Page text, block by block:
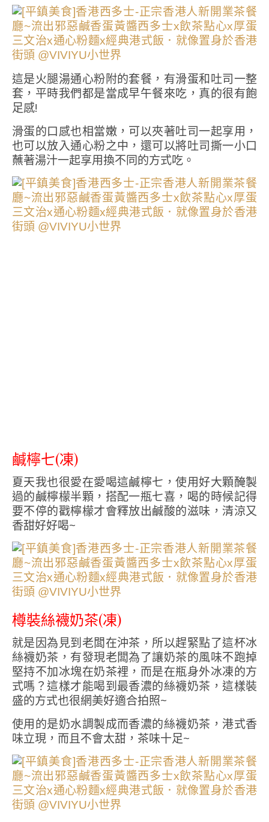
這是火腿湯通心粉附的套餐，有滑蛋和吐司一整
套，平時我們都是當成早午餐來吃，真的很有飽
足感!
滑蛋的口感也相當嫩，可以夾著吐司一起享用，
也可以放入通心粉之中，還可以將吐司撕一小口
蘸著湯汁一起享用換不同的方式吃。
鹹檸七(凍)
夏天我也很愛在愛喝這鹹檸七，使用好大顆醃製
過的鹹檸檬半顆，搭配一瓶七喜，喝的時候記得
要不停的戳檸檬才會釋放出鹹酸的滋味，清涼又
香甜好好喝~
樽裝絲襪奶茶(凍)
就是因為見到老闆在沖茶，所以趕緊點了這杯冰
絲襪奶茶，有發現老闆為了讓奶茶的風味不跑掉
堅持不加冰塊在奶茶裡，而是在瓶身外冰凍的方
式嗎？這樣才能喝到最香濃的絲襪奶茶，這樣裝
盛的方式也很網美好適合拍照~
使用的是奶水調製成而香濃的絲襪奶茶，港式香
味立現，而且不會太甜，茶味十足~